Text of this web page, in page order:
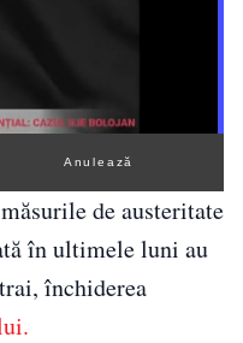
Anulează
de austeritate
în ultimele luni au
închiderea